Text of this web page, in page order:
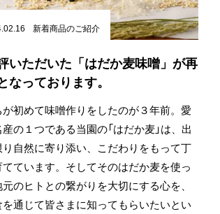
新着商品のご紹介
いただいた「はだか麦味噌」が再
なっております。
初めて味噌作りをしたのが３年前。愛
の１つである当園の「はだか麦」は、出
自然に寄り添い、こだわりをもって丁
ています。そしてそのはだか麦を使っ
のヒトとの繋がりを大切にする心を、
を通じて皆さまに知ってもらいたいとい